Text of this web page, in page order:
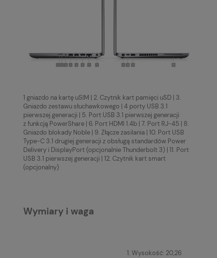
1 gniazdo na kartę uSIM | 2. Czytnik kart pamięci uSD | 3.
Gniazdo zestawu słuchawkowego | 4 porty USB 3.1
pierwszej generacji | 5. Port USB 3.1 pierwszej generacji
z funkcją PowerShare | 6. Port HDMI 1.4b | 7. Port RJ-45 | 8.
Gniazdo blokady Noble | 9. Złącze zasilania | 10. Port USB
Type-C 3.1 drugiej generacji z obsługą standardów Power
Delivery i DisplayPort (opcjonalnie Thunderbolt 3) | 11. Port
USB 3.1 pierwszej generacji | 12. Czytnik kart smart
(opcjonalny)
Wymiary i waga
Wysokość: 20,26